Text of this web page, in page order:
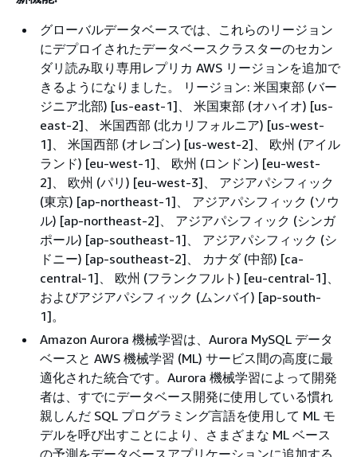
グローバルデータベースでは、これらのリージョン
にデプロイされたデータベースクラスターのセカン
ダリ読み取り専用レプリカ AWS リージョンを追加で
きるようになりました。 リージョン: 米国東部 (バー
ジニア北部) [us-east-1]、 米国東部 (オハイオ) [us-
east-2]、 米国西部 (北カリフォルニア) [us-west-
1]、 米国西部 (オレゴン) [us-west-2]、 欧州 (アイル
ランド) [eu-west-1]、 欧州 (ロンドン) [eu-west-
2]、 欧州 (パリ) [eu-west-3]、 アジアパシフィック
(東京) [ap-northeast-1]、 アジアパシフィック (ソウ
ル) [ap-northeast-2]、 アジアパシフィック (シンガ
ポール) [ap-southeast-1]、 アジアパシフィック (シ
ドニー) [ap-southeast-2]、 カナダ (中部) [ca-
central-1]、 欧州 (フランクフルト) [eu-central-1]、
およびアジアパシフィック (ムンバイ) [ap-south-
1]。
Amazon Aurora 機械学習は、Aurora MySQL データ
ベースと AWS 機械学習 (ML) サービス間の高度に最
適化された統合です。Aurora 機械学習によって開発
者は、すでにデータベース開発に使用している慣れ
親しんだ SQL プログラミング言語を使用して ML モ
デルを呼び出すことにより、さまざまな ML ベース
の予測をデータベースアプリケーションに追加する